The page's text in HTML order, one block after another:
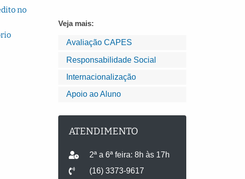
Veja mais:
Avaliação CAPES
Responsabilidade Social
Internacionalização
Apoio ao Aluno
ATENDIMENTO
2ª a 6ª feira: 8h às 17h
(16) 3373-9617
no